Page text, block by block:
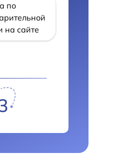
по
на сайте